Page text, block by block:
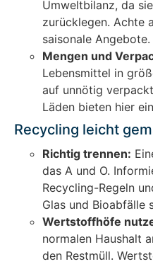
Umweltbilanz, da
zurücklegen. Achte
saisonale Angebote.
Mengen und
Lebensmittel in
auf unnötig
Läden bieten hier
Recycling leicht
Richtig trennen:
das A und O.
Recycling-Regeln
Glas und Bioabfälle
Wertstoffhöfe
normalen Haushalt
den Restmüll.